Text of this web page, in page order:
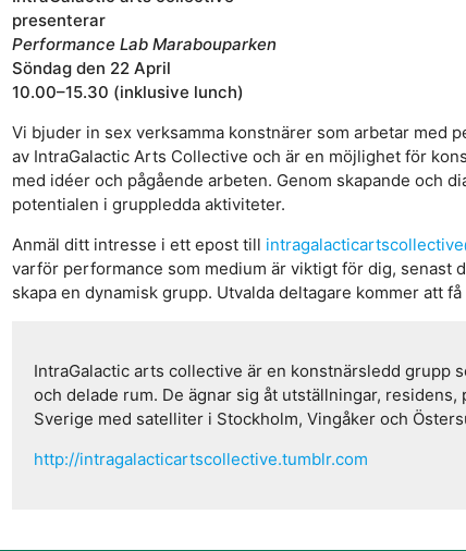
presenterar
Performance Lab Marabouparken
Söndag den 22 April
10.00–15.30 (inklusive lunch)
Vi bjuder in sex verksamma konstnärer som arbetar med
av IntraGalactic Arts Collective och är en möjlighet för
med idéer och pågående arbeten. Genom skapande och
potentialen i gruppledda aktiviteter.
Anmäl ditt intresse i ett epost till
varför performance som medium är viktigt för dig, senast
skapa en dynamisk grupp. Utvalda deltagare kommer att
IntraGalactic arts collective är en konstnärsledd grupp
och delade rum. De ägnar sig åt utställningar,
Sverige med satelliter i Stockholm, Vingåker och
http://intragalacticartscollective.tumblr.com